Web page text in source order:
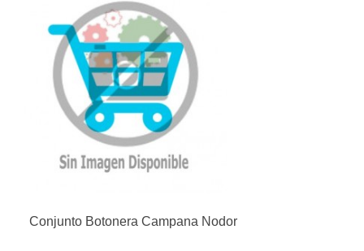
Conjunto Botonera Campana Nodor